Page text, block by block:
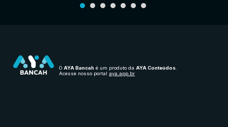
O AYA Bancah é um produto da AYA Conteúdos
Acesse nosso portal aya.app.br